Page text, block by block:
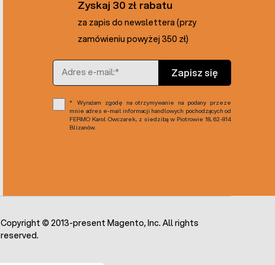
Zyskaj 30 zł rabatu
za zapis do newslettera (przy
zamówieniu powyżej 350 zł)
Adres e-mail
Zapisz się
Wyrażam zgodę na otrzymywanie na podany przeze
mnie adres e-mail informacji handlowych pochodzących od
FERMO Karol Owczarek, z siedzibą w Piotrowie 18, 62-814
Blizanów.
Copyright © 2013-present Magento, Inc. All rights
reserved.